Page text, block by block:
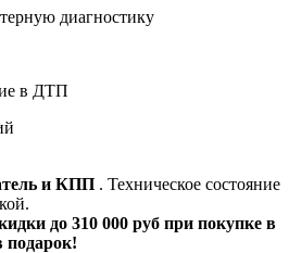
диагностику
в ДТП
и КПП . Техническое состояние
до 310 000 руб при покупке в
подарок!